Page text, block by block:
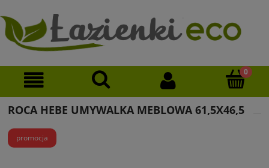
ROCA HEBE UMYWALKA MEBLOWA 61,5X46,5
promocja